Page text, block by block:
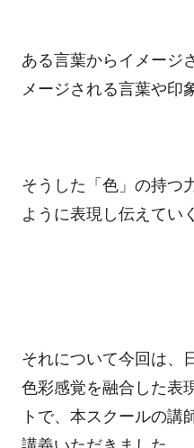
ある言葉からイメージ
メージされる言葉や印
そうした「色」の持つ
ように表現し伝えてい
それについて今回は、
色彩感覚を融合した表
トで、本スクールの講